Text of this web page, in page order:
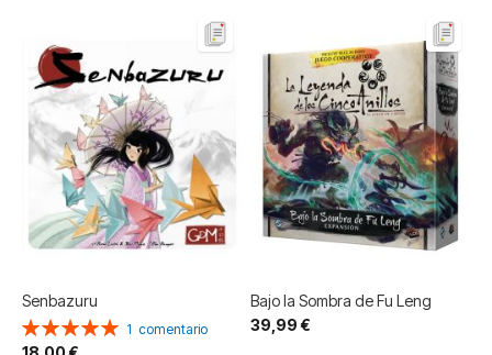
Senbazuru
Valoración:
100%
1 comentario
Bajo la Sombra de Fu Leng
39,99 €